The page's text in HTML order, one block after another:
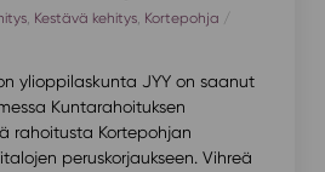
, Kestävä kehitys, Kortepohja /
ylioppilaskunta JYY on saanut
Kuntarahoituksen
rahoitusta Kortepohjan
peruskorjaukseen. Vihreä